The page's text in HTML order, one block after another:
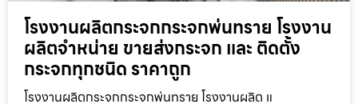
โรงงานผลิตกระจกกระจกพ่นทราย โรงงาน
ผลิตจำหน่าย ขายส่งกระจก และ ติดตั้ง
กระจกทุกชนิด ราคาถูก
โรงงานผลิตกระจกกระจกพ่นทราย โรงงานผลิต แ